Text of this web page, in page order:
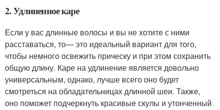
2. Удлиненное каре
Если у вас длинные волосы и вы не хотите с ними
расставаться, то— это идеальный вариант для того,
чтобы немного освежить прическу и при этом сохранить
общую длину. Каре на удлинение является довольно
универсальным, однако, лучше всего оно будет
смотреться на обладательницах длинной шеи. Также,
оно поможет подчеркнуть красивые скулы и утонченный